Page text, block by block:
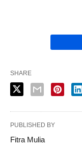
SHARE
PUBLISHED BY
Fitra Mulia